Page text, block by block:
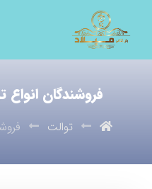
فروشندگان انواع
توالت